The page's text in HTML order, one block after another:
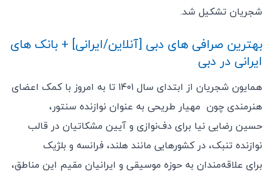
شجریان تشکیل شد.
بهترین صرافی های دبی [آنلاین/ایرانی] + بانک های
ایرانی در دبی
همایون شجریان از ابتدای سال ۱۴۰۱ تا به امروز با کمک اعضای
هنرمندی چون مهیار طریحی به عنوان نوازنده سنتور،
حسین رضایی نیا برای دف‌نوازی و آیین مشکاتیان در قالب
نوازنده تنبک، در کشورهایی مانند هلند، فرانسه و بلژیک
برای علاقه‌مندان به حوزه موسیقی و ایرانیان مقیم این مناطق،